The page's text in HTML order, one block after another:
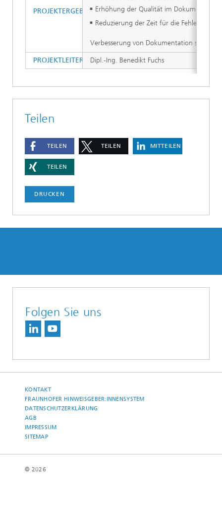
Erhöhung der Qualität im
Reduzierung der Zeit für die
Verbesserung von Dokumentation sowie
Dipl.-Ing. Benedikt Fuchs
PROJEKTERGEBNISSE:
PROJEKTLEITER:
Teilen
TEILEN TEILEN MITTEILEN
TEILEN
DRUCKEN
Folgen Sie uns
KONTAKT
FRAUNHOFER HINWEISGEBER:INNENSYSTEM
DATENSCHUTZERKLÄRUNG
AGB
IMPRESSUM
SITEMAP
© 2026